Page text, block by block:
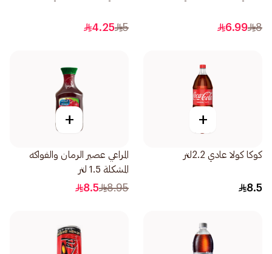
8
6.99
5
4.25
+
كوكا كولا عادي 2.2لتر
8.5
+
المراعي عصير الرمان والفواكه
المشكلة 1.5 لتر
8.95
8.5